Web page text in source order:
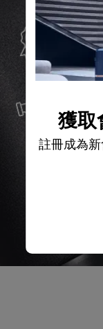
獲取
註冊成為
全球
夠長久伴
服務
我們以最
確保無論